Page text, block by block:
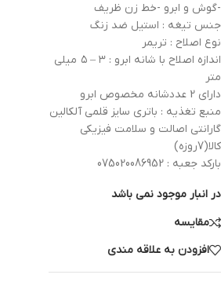
-گوش و ابرو -خط زن ظریف
جنس تیغه : استیل ضد زنگ
نوع اصلاح : تریمر
اندازه اصلاح با شانه ابرو : ۳ – ۵ میلی
متر
دارای 2 عددشانه مخصوص ابرو
منبع تغذیه : باتری سایز قلمی آلکالین
گارانتی اصالت و سلامت فیزیکی
کالا(7روزه)
بارکد جعبه : 075020086952
در انبار موجود نمی باشد
مقایسه
افزودن به علاقه مندی